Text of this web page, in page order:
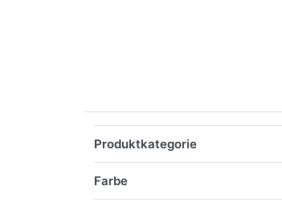
Produktkategorie
Farbe